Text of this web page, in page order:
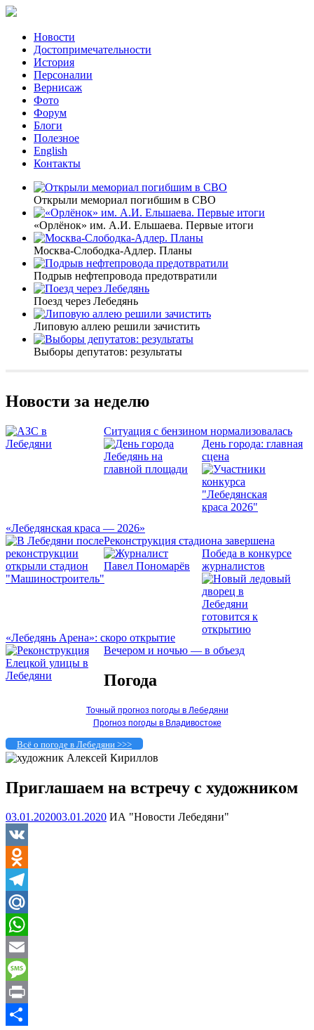
Новости
Достопримечательности
История
Персоналии
Вернисаж
Фото
Форум
Блоги
Полезное
English
Контакты
Открыли мемориал погибшим в СВО
«Орлёнок» им. А.И. Ельшаева. Первые итоги
Москва-Слободка-Адлер. Планы
Подрыв нефтепровода предотвратили
Поезд через Лебедянь
Липовую аллею решили зачистить
Выборы депутатов: результаты
Новости за неделю
Ситуация с бензином нормализовалась
День города: главная
сцена
«Лебедянская краса — 2026»
Реконструкция стадиона завершена
Победа в конкурсе
журналистов
«Лебедянь Арена»: скоро открытие
Вечером и ночью — в объезд
Погода
Точный прогноз погоды в Лебедяни
Прогноз погоды в Владивостоке
Всё о погоде в Лебедяни >>>
Приглашаем на встречу с художником
03.01.202003.01.2020 ИА "Новости Лебедяни"
VK
Odnoklassniki
Telegram
Mail.Ru
WhatsApp
Email
Message
Print